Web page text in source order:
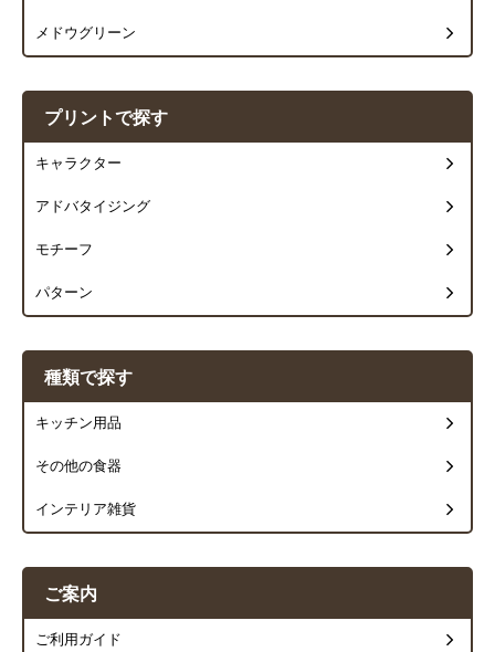
メドウグリーン
プリントで探す
キャラクター
アドバタイジング
モチーフ
パターン
種類で探す
キッチン用品
その他の食器
インテリア雑貨
ご案内
ご利用ガイド